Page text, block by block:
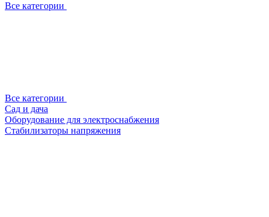
Все категории
Все категории
Сад и дача
Оборудование для электроснабжения
Стабилизаторы напряжения